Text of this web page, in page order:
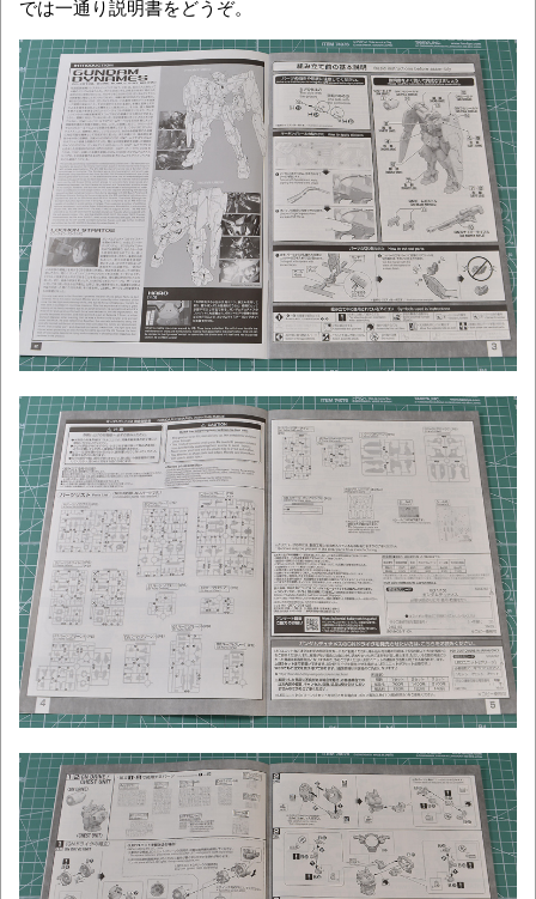
では一通り説明書をどうぞ。